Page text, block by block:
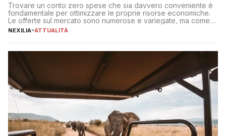
Trovare un conto zero spese che sia davvero conveniente è
fondamentale per ottimizzare le proprie risorse economiche.
Le offerte sul mercato sono numerose e variegate, ma come
individuare quella più adatta alle proprie esigenze senza
sul […]
NEXILIA-ATTUALITÀ